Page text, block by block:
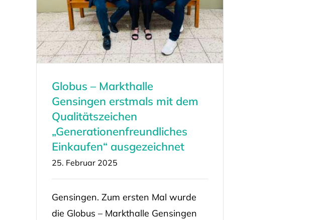
Globus – Markthalle
Gensingen erstmals mit dem
Qualitätszeichen
„Generationenfreundliches
Einkaufen“ ausgezeichnet
25. Februar 2025
Gensingen. Zum ersten Mal wurde
die Globus – Markthalle Gensingen